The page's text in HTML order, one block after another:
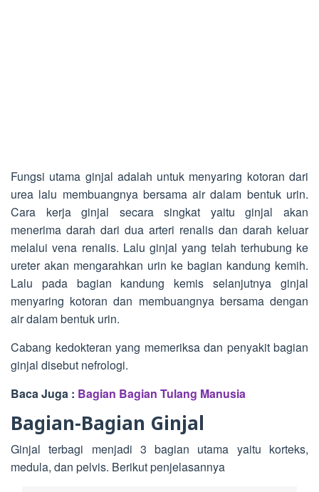
Fungsi utama ginjal adalah untuk menyaring kotoran dari
urea lalu membuangnya bersama air dalam bentuk urin.
Cara kerja ginjal secara singkat yaitu ginjal akan
menerima darah dari dua arteri renalis dan darah keluar
melalui vena renalis. Lalu ginjal yang telah terhubung ke
ureter akan mengarahkan urin ke bagian kandung kemih.
Lalu pada bagian kandung kemis selanjutnya ginjal
menyaring kotoran dan membuangnya bersama dengan
air dalam bentuk urin.
Cabang kedokteran yang memeriksa dan penyakit bagian
ginjal disebut nefrologi.
Baca Juga : Bagian Bagian Tulang Manusia
Bagian-Bagian Ginjal
Ginjal terbagi menjadi 3 bagian utama yaitu korteks,
medula, dan pelvis. Berikut penjelasannya